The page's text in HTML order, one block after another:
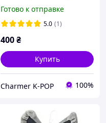
Готово к отправке
5.0 (1)
400₴
Купить
Charmer K-POP 100%